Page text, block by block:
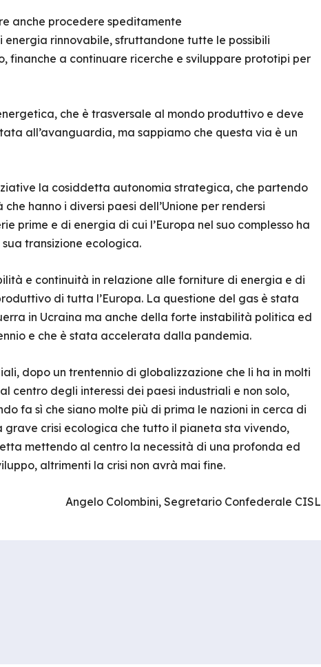
anche procedere speditamente
rinnovabile, sfruttandone tutte le possibili
finanche a continuare ricerche e sviluppare prototipi per
che è trasversale al mondo produttivo e deve
all’avanguardia, ma sappiamo che questa via è un
la cosiddetta autonomia strategica, che partendo
hanno i diversi paesi dell’Unione per rendersi
prime e di energia di cui l’Europa nel suo complesso ha
transizione ecologica.
e continuità in relazione alle forniture di energia e di
di tutta l’Europa. La questione del gas è stata
in Ucraina ma anche della forte instabilità politica ed
e che è stata accelerata dalla pandemia.
dopo un trentennio di globalizzazione che li ha in molti
centro degli interessi dei paesi industriali e non solo,
fa sì che siano molte più di prima le nazioni in cerca di
crisi ecologica che tutto il pianeta sta vivendo,
mettendo al centro la necessità di una profonda ed
altrimenti la crisi non avrà mai fine.
Angelo Colombini, Segretario Confederale CISL